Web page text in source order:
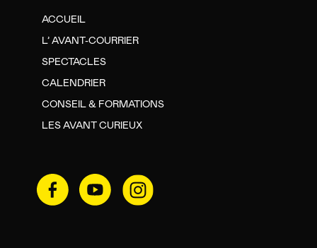
ACCUEIL
L’ AVANT-COURRIER
SPECTACLES
CALENDRIER
CONSEIL & FORMATIONS
LES AVANT CURIEUX